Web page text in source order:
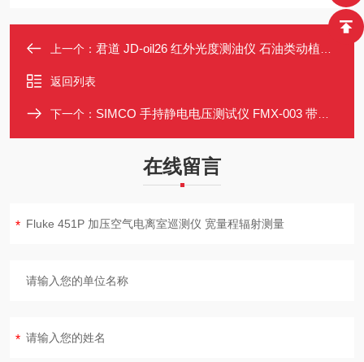
上一个： 君道 JD-oil26 红外光度测油仪 石油类动植物油总油测量 实验室专用
返回列表
下一个： SIMCO 手持静电电压测试仪 FMX-003 带离子平衡盘 精准测量
在线留言